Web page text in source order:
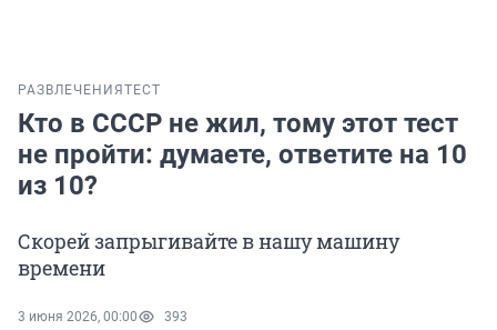
РАЗВЛЕЧЕНИЯ ТЕСТ
Кто в СССР не жил, тому этот тест
не пройти: думаете, ответите на 10
из 10?
Скорей запрыгивайте в нашу машину
времени
3 июня 2026, 00:00 393